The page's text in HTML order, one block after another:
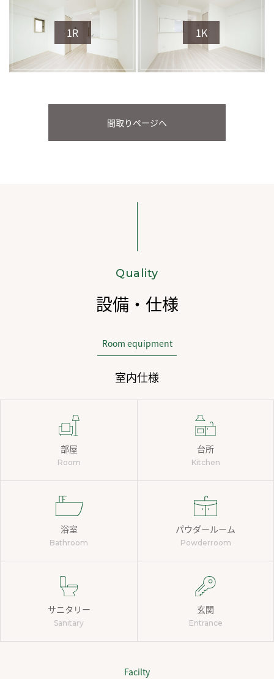
1R 1K
間取りページへ
Quality
設備・仕様
Room equipment
室内仕様
部屋
Room
台所
Kitchen
浴室
Bathroom
パウダールーム
Powderroom
サニタリー
Sanitary
玄関
Entrance
Facilty